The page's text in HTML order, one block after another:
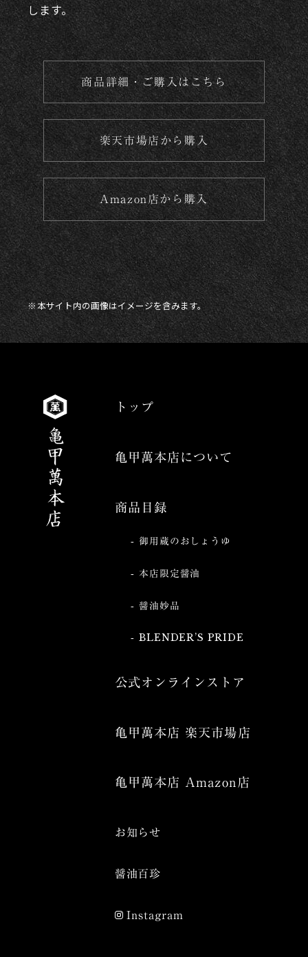
します。
商品詳細・ご購入はこちら
楽天市場店から購入
Amazon店から購入
本サイト内の画像はイメージを含みます。
トップ
亀甲萬本店について
商品目録
御用蔵のおしょうゆ
本店限定醤油
醤油妙品
BLENDER’S PRIDE
公式オンラインストア
亀甲萬本店 楽天市場店
亀甲萬本店 Amazon店
お知らせ
醤油百珍
Instagram